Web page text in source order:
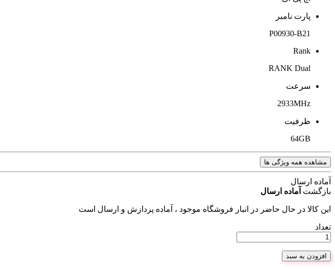
پارت نامبر
P00930-B21
Rank
RANK Dual
سرعت
2933MHz
ظرفیت
64GB
مشاهده همه ویژگی ها
آماده ارسال
بازگشت آماده ارسال
این کالا در حال حاضر در انبار فروشگاه موجود ، آماده پردازش و ارسال است
تعداد
افزودن به سبد